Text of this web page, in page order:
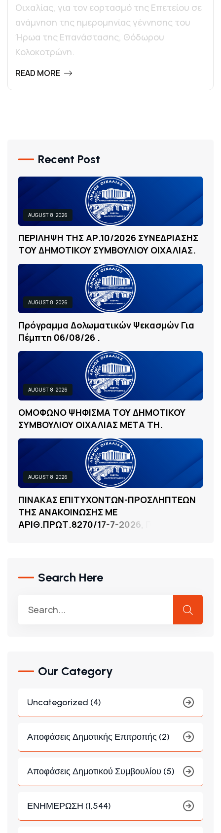
Οιχαλίας, για τον εορτασμό της Επετείου σε
ανάμνηση της ημερομηνίας γέννησης του
Ήρωα της Επανάστασης, Θόδωρου
Κολοκοτρώνη.
READ MORE
Recent Post
AUGUST 8, 2026
ΠΕΡΙΛΗΨΗ ΤΗΣ ΑΡ.10/2026 ΣΥΝΕΔΡΙΑΣΗΣ
ΤΟΥΔΗΜΟΤΙΚΟΥ ΣΥΜΒΟΥΛΙΟΥ ΟΙΧΑΛΙΑΣ.
AUGUST 8, 2026
ΠΡΌΓΡΑΜΜΑ ΔΟΛΩΜΑΤΙΚΏΝ ΨΕΚΑΣΜΏΝ ΓΙΑ
ΠΈΜΠΤΗ 06/08/26 .
AUGUST 8, 2026
ΟΜΟΦΩΝΟ ΨΗΦΙΣΜΑ ΤΟΥΔΗΜΟΤΙΚΟΥ
ΣΥΜΒΟΥΛΙΟΥ ΟΙΧΑΛΙΑΣ ΜΕΤΑ ΤΗ.
AUGUST 8, 2026
ΠΙΝΑΚΑΣ ΕΠΙΤΥΧΟΝΤΩΝ-ΠΡΟΣΛΗΠΤΕΩΝ
ΤΗΣ ΑΝΑΚΟΙΝΩΣΗΣ ΜΕ
ΑΡΙΘ.ΠΡΩΤ.8270/17-7-2026
Search Here
Our Category
Uncategorized (4)
Αποφάσεις Δημοτικής Επιτροπής (2)
Αποφάσεις Δημοτικού Συμβουλίου (5)
ΕΝΗΜΕΡΩΣΗ (1,544)